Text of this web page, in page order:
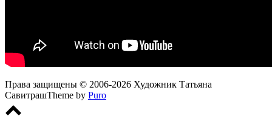
Права защищены © 2006-2026 Художник Татьяна
СавитрашTheme by Puro
Scroll
to